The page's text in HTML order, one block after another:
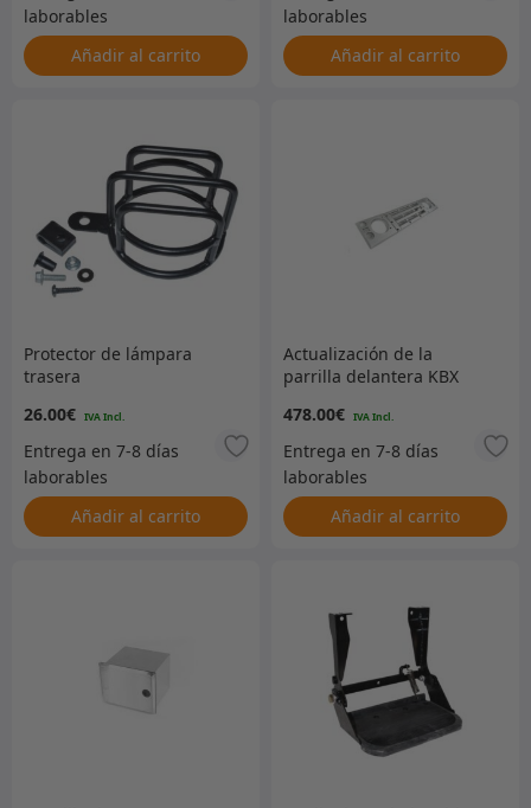
Añadir al carrito Añadir al carrito
Protector de lámpara
trasera
26.00€
Añadir al carrito
Actualización de la
parrilla delantera KBX
Indus Silver – KBX3211
478.00€
Añadir al carrito